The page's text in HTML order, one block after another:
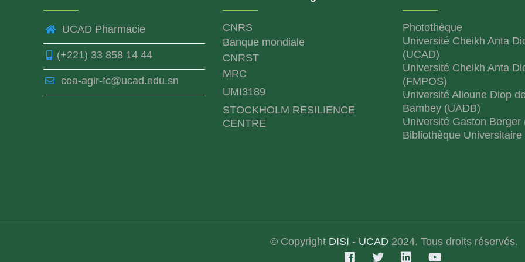
UCAD Pharmacie
(+221) 33 858 14 44
cea-agir-fc@ucad.edu.sn
CNRS
Banque mondiale
CNRST
MRC
UMI3189
STOCKHOLM RESILIENCE
CENTRE
Photothèque
Université Cheikh Anta
(UCAD)
Université Cheikh Anta
(FMPOS)
Université Alioune Diop
Bambey (UADB)
Université Gaston Berger
Bibliothèque Universitaire
© Copyright DISI - UCAD 2024. Tous droits réservés.